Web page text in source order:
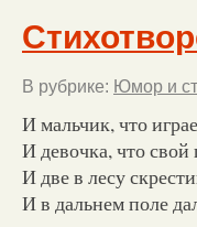
В рубрике: Юмор и
И мальчик, что
И девочка, что свой
И две в лесу
И в дальнем поле